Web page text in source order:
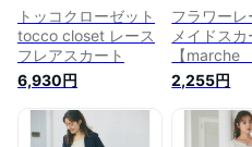
トッコクローゼット
tocco closet レース
フレアスカート
6,930円
フラワーレ
メイドスカ
【
ェ】tocco
ッコクロ
ブルー ブ
ージュ
2,255円